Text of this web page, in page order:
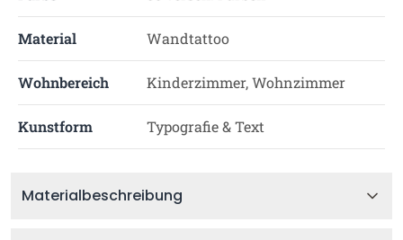
Material Wandtattoo
Wohnbereich Kinderzimmer, Wohnzimmer
Kunstform Typografie & Text
Materialbeschreibung